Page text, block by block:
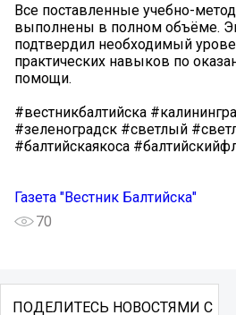
Все поставленные учебно-
выполнены в полном объёме.
подтвердил необходимый
практических навыков по
помощи.
#вестникбалтийска
#зеленоградск #светлый
#балтийскаякоса
Газета "Вестник Балтийска"
70
ПОДЕЛИТЕСЬ НОВОСТЯМИ С